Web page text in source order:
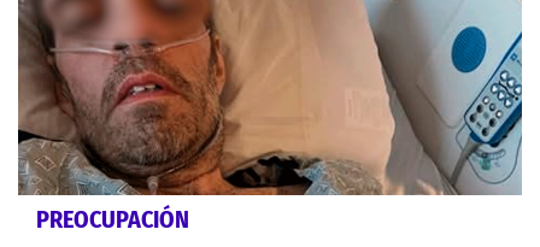
PREOCUPACIÓN